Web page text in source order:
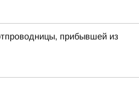
прибывшей из